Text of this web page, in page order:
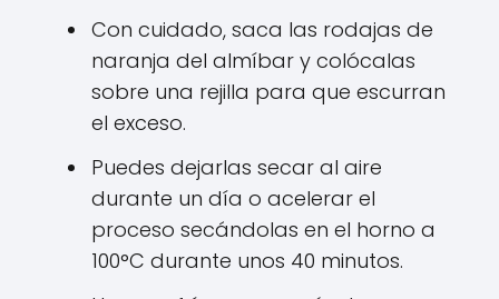
Con cuidado, saca las rodajas de
naranja del almíbar y colócalas
sobre una rejilla para que escurran
el exceso.
Puedes dejarlas secar al aire
durante un día o acelerar el
proceso secándolas en el horno a
100°C durante unos 40 minutos.